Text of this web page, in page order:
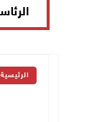
الرئيسية